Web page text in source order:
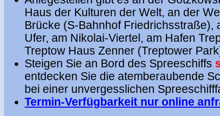
Haus der Kulturen der Welt, an der
Brücke (S-Bahnhof Friedrichsstraße),
Ufer, am Nikolai-Viertel, am Hafen
Treptow Haus Zenner (Treptower
Steigen Sie an Bord des Spreeschiffs
entdecken Sie die atemberaubende
bei einer unvergesslichen
Termin-Verfügbarkeit nur online